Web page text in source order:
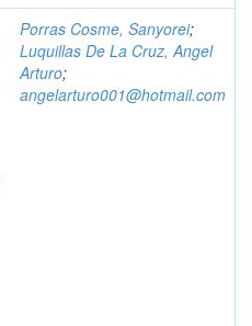
Porras Cosme, Sanyorei;
Luquillas De La Cruz, Angel
Arturo;
angelarturo001@hotmail.com